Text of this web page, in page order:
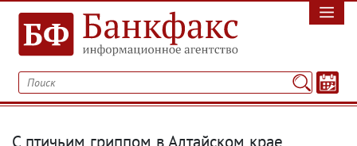
С птичьим гриппом в Алтайском крае